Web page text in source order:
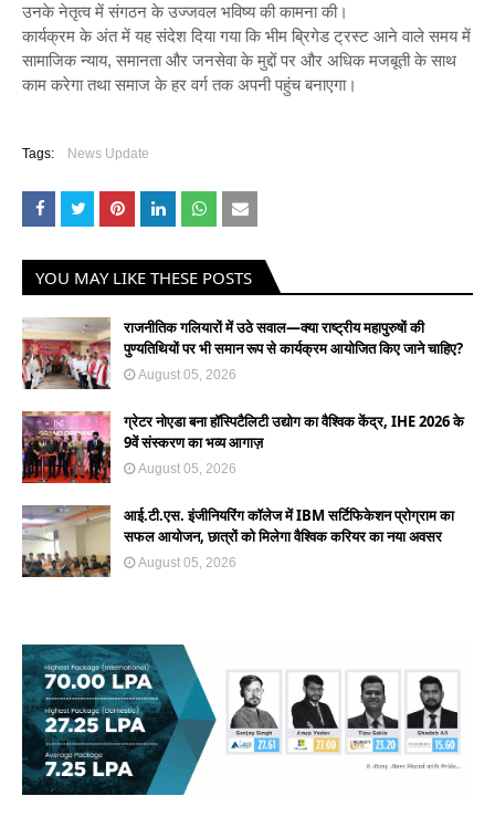
उनके नेतृत्व में संगठन के उज्जवल भविष्य की कामना की।
कार्यक्रम के अंत में यह संदेश दिया गया कि भीम ब्रिगेड ट्रस्ट आने वाले समय में
सामाजिक न्याय, समानता और जनसेवा के मुद्दों पर और अधिक मजबूती के साथ
काम करेगा तथा समाज के हर वर्ग तक अपनी पहुंच बनाएगा।
Tags: News Update
YOU MAY LIKE THESE POSTS
राजनीतिक गलियारों में उठे सवाल—क्या राष्ट्रीय महापुरुषों की
पुण्यतिथियों पर भी समान रूप से कार्यक्रम आयोजित किए जाने चाहिए?
August 05, 2026
ग्रेटर नोएडा बना हॉस्पिटैलिटी उद्योग का वैश्विक केंद्र, IHE 2026 के
9वें संस्करण का भव्य आगाज़
August 05, 2026
आई.टी.एस. इंजीनियरिंग कॉलेज में IBM सर्टिफिकेशन प्रोग्राम का
सफल आयोजन, छात्रों को मिलेगा वैश्विक करियर का नया अवसर
August 05, 2026